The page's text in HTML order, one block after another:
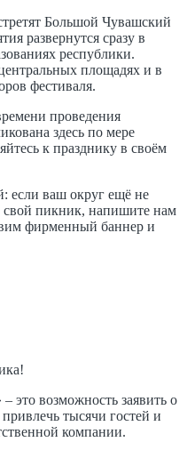
Большой Чувашский
развернутся сразу в
республики.
площадях и в
фестиваля.
проведения
здесь по мере
к празднику в своём
если ваш округ ещё не
свой пикник, напишите нам
фирменный баннер и
это возможность заявить о
тысячи гостей и
компании.